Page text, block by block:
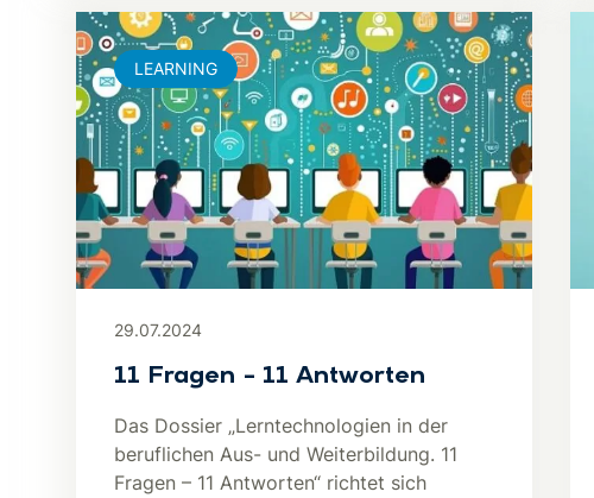
29.07.2024
11 Fragen – 11 Antworten
Das Dossier „Lerntechnologien in der
beruflichen Aus- und Weiterbildung. 11
Fragen – 11 Antworten“ richtet sich
LEARNING